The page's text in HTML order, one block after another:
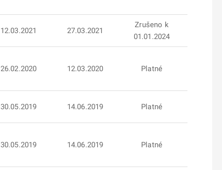
12.03.2021 27.03.2021
Zrušeno k
01.01.2024
26.02.2020 12.03.2020 Platné
30.05.2019 14.06.2019 Platné
30.05.2019 14.06.2019 Platné